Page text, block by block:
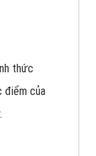
thức
điểm của